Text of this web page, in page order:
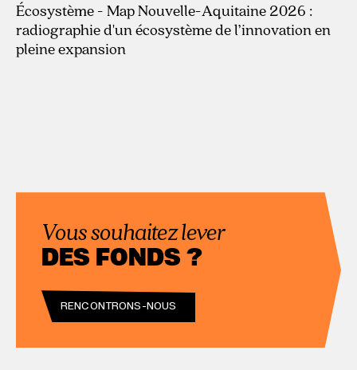
Écosystème - Map Nouvelle-Aquitaine 2026 :
radiographie d'un écosystème de l’innovation en
pleine expansion
Vous souhaitez lever
DES FONDS ?
RENCONTRONS-NOUS